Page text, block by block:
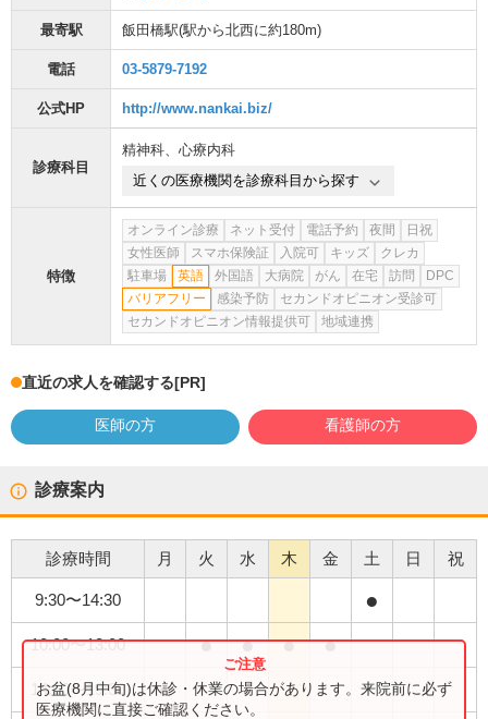
最寄駅 飯田橋駅(駅から北西に約180m)
電話 03-5879-7192
公式HP http://www.nankai.biz/
診療科目
精神科、 心療内科
近くの医療機関を診療科目から探す
特徴
オンライン診療 ネット受付 電話予約 夜間
日祝
女性医師
スマホ保険証 入院可 キッズ
クレカ
駐車場
英語 外国語 大病院 がん 在宅 訪問
DPC
バリアフリー
感染予防
セカンドオピニオン受診可
セカンドオピニオン情報提供可
地域連携
直近の求人を確認する[PR]
医師の方 看護師の方
診療案内
診療時間 月 火 水 木 金 土 日 祝
9:30〜14:30 ●
10:00〜13:00 ● ● ● ●
14:00〜19:30 ●
お盆(8月中旬)は休診・休業の場合があります。来院前に必ず
医療機関に直接ご確認ください。